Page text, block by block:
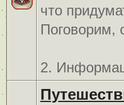
что
Поговорим,
2.